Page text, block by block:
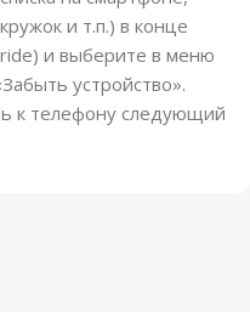
и т.п.) в конце
и выберите в меню
устройство».
к телефону следующий